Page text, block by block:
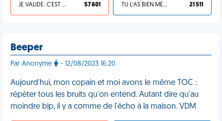
JE VALIDE, C'EST UNE VDM 57 601 TU L'AS BIEN MÉRITÉ 21 511
Beeper
Par Anonyme - 12/08/2023 16:20
Aujourd'hui, mon copain et moi avons le même TOC :
répéter tous les bruits qu'on entend. Autant dire qu'au
moindre bip, il y a comme de l'écho à la maison. VDM